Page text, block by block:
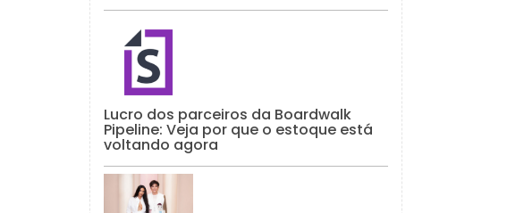
Lucro dos parceiros da Boardwalk
Pipeline: Veja por que o estoque está
voltando agora